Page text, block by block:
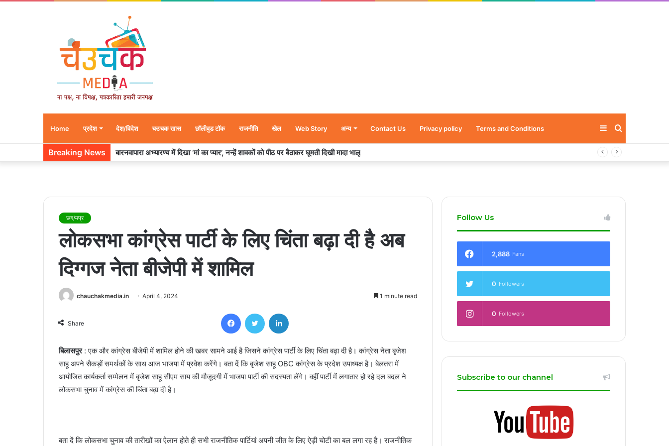
Home प्रदेश देश/विदेश चउचक खास छॉलीवुड टॉक राजनीति खेल Web Story अन्य Contact Us Privacy policy Terms and Conditions Sidebar
Breaking News बारनवापारा अभ्यारण्य में दिखा ‘मां का प्यार’, नन्हें शावकों को पीठ पर बैठाकर घूमती दिखी मादा भालू
छग/मप्र
लोकसभा कांग्रेस पार्टी के लिए चिंता बढ़ा दी है अब
दिग्गज नेता बीजेपी में शामिल
chauchakmedia.in April 4, 2024 1 minute read
Share
FacebookTwitter
बिलासपुर: एक और कांग्रेस बीजेपी में शामिल होने की खबर सामने आई है जिसने कांग्रेस पार्टी के लिए चिंता बढ़ा दी है। कांग्रेस नेता बृजेश
साहू अपने सैकड़ों समर्थकों के साथ आज भाजपा में प्रवेश करेंगे। बता दें कि बृजेश साहू OBC कांग्रेस के प्रदेश उपाध्यक्ष है। बेलतरा में
आयोजित कार्यकर्ता सम्मेलन में बृजेश साहू सीएम साय की मौजूदगी में भाजपा पार्टी की सदस्यता लेंगे। वहीं पार्टी में लगातार हो रहे दल बदल ने
लोकसभा चुनाव में कांग्रेस की चिंता बढ़ा दी है।
बता दें कि लोकसभा चुनाव की तारीखों का ऐलान होते ही सभी राजनीतिक पार्टियां अपनी जीत के लिए ऐड़ी चोटी का बल लगा रह है। राजनीतिक
Follow Us
2,888 Fans
0 Followers
0 Followers
Subscribe to our channel